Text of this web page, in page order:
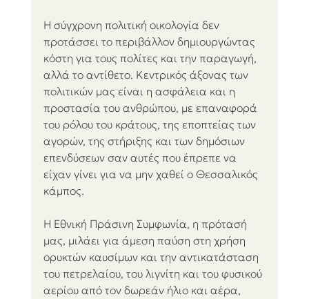
Η σύγχρονη πολιτική οικολογία δεν
προτάσσει το περιβάλλον δημιουργώντας
κόστη για τους πολίτες και την παραγωγή,
αλλά το αντίθετο. Κεντρικός άξονας των
πολιτικών μας είναι η ασφάλεια και η
προστασία του ανθρώπου, με επαναφορά
του ρόλου του κράτους, της εποπτείας των
αγορών, της στήριξης και των δημόσιων
επενδύσεων σαν αυτές που έπρεπε να
είχαν γίνει για να μην χαθεί ο Θεσσαλικός
κάμπος.
Η Εθνική Πράσινη Συμφωνία, η πρότασή
μας, μιλάει για άμεση παύση στη χρήση
ορυκτών καυσίμων και την αντικατάσταση
του πετρελαίου, του λιγνίτη και του φυσικού
αερίου από τον δωρεάν ήλιο και αέρα,